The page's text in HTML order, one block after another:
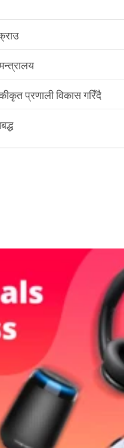
प्रणाली विकास गरिँदै